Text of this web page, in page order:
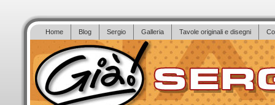
Home Blog Sergio Galleria Tavole originali e disegni